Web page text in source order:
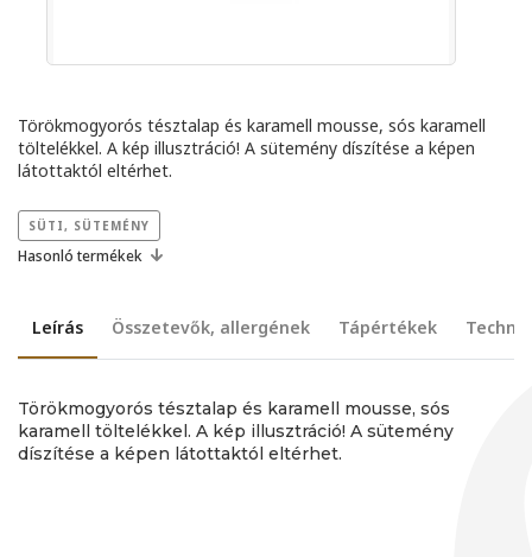
Törökmogyorós tésztalap és karamell mousse, sós karamell
töltelékkel. A kép illusztráció! A sütemény díszítése a képen
látottaktól eltérhet.
SÜTI, SÜTEMÉNY
Hasonló termékek
Leírás Összetevők, allergének Tápértékek
Törökmogyorós tésztalap és karamell mousse, sós
karamell töltelékkel. A kép illusztráció! A sütemény
díszítése a képen látottaktól eltérhet.